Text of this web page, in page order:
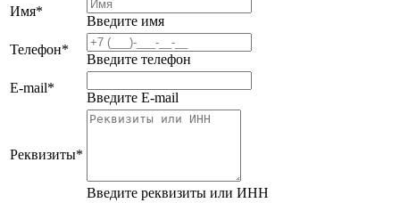
Имя*
Введите имя
Телефон*
Введите телефон
E-mail*
Введите E-mail
Реквизиты*
Введите реквизиты или ИНН